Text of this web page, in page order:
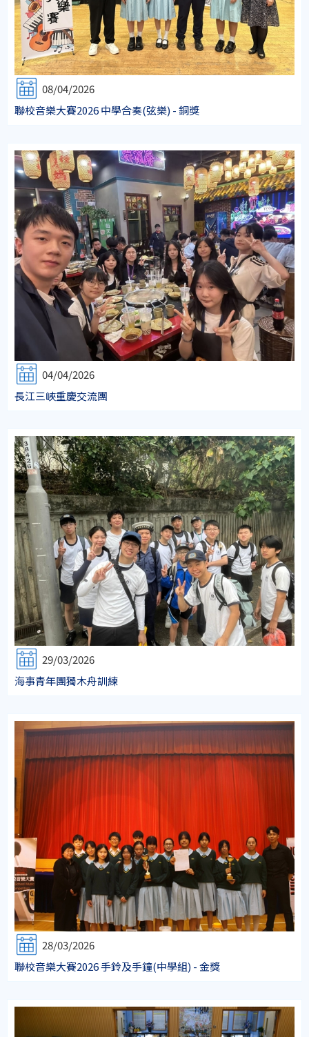
08/04/2026
聯校音樂大賽2026 中學合奏(弦樂) - 銅獎
04/04/2026
長江三峽重慶交流團
29/03/2026
海事青年團獨木舟訓練
28/03/2026
聯校音樂大賽2026 手鈴及手鐘(中學組) - 金獎